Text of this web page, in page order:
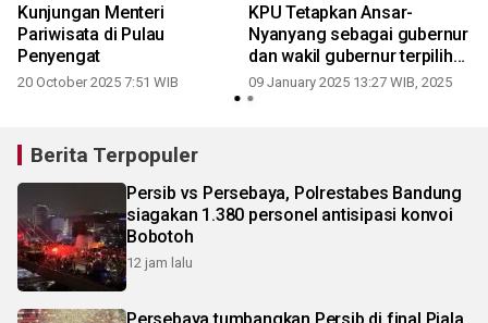
Kunjungan Menteri
Pariwisata di Pulau
Penyengat
20 October 2025 7:51 WIB
KPU Tetapkan Ansar-
Nyanyang sebagai gubernur
dan wakil gubernur terpilih
periode 2025-2030
09 January 2025 13:27 WIB, 2025
Berita Terpopuler
Persib vs Persebaya, Polrestabes Bandung
siagakan 1.380 personel antisipasi konvoi
Bobotoh
12 jam lalu
Persebaya tumbangkan Persib di final Piala